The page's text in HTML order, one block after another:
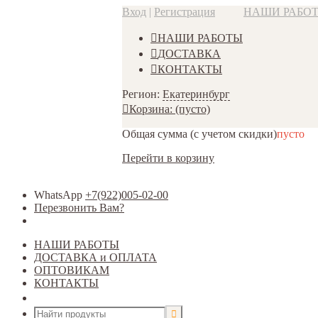
Вход | Регистрация НАШИ
НАШИ РАБОТЫ
ДОСТАВКА
КОНТАКТЫ
Регион: Екатеринбург
Корзина: (пусто)
Общая сумма (с учетом скидки)пусто
Перейти в корзину
WhatsApp +7(922)005-02-00
Перезвонить Вам?
НАШИ РАБОТЫ
ДОСТАВКА и ОПЛАТА
ОПТОВИКАМ
КОНТАКТЫ